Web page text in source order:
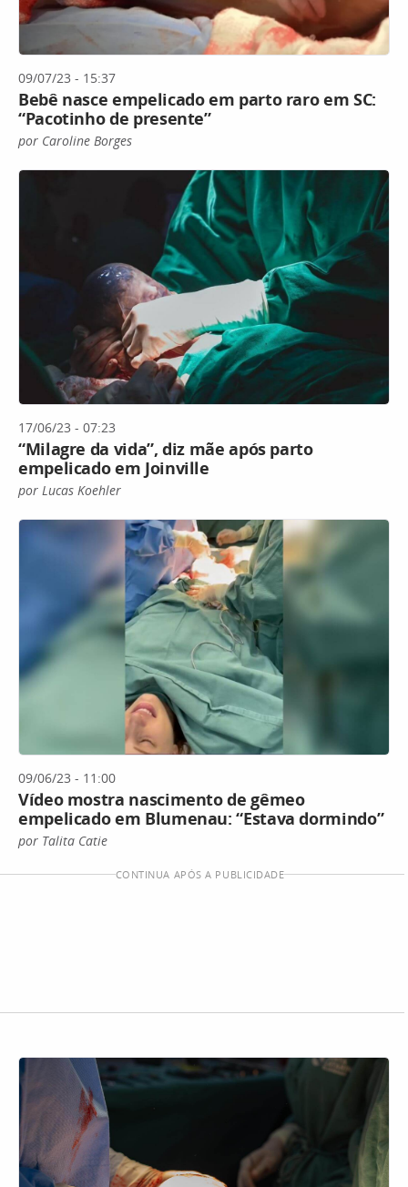
09/07/23 - 15:37
Bebê nasce empelicado em parto raro em SC:
“Pacotinho de presente”
por Caroline Borges
17/06/23 - 07:23
“Milagre da vida”, diz mãe após parto
empelicado em Joinville
por Lucas Koehler
09/06/23 - 11:00
Vídeo mostra nascimento de gêmeo
empelicado em Blumenau: “Estava dormindo”
por Talita Catie
CONTINUA APÓS A PUBLICIDADE